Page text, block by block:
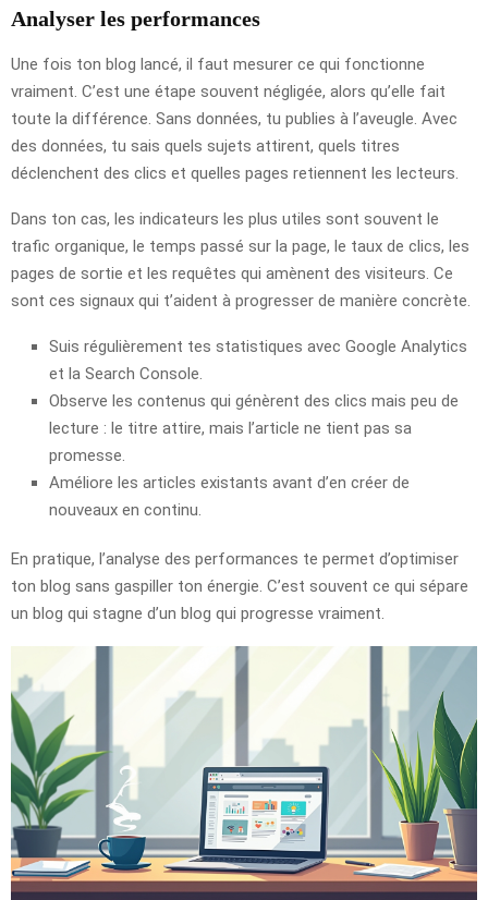
Analyser les performances
Une fois ton blog lancé, il faut mesurer ce qui fonctionne
vraiment. C’est une étape souvent négligée, alors qu’elle fait
toute la différence. Sans données, tu publies à l’aveugle. Avec
des données, tu sais quels sujets attirent, quels titres
déclenchent des clics et quelles pages retiennent les lecteurs.
Dans ton cas, les indicateurs les plus utiles sont souvent le
trafic organique, le temps passé sur la page, le taux de clics, les
pages de sortie et les requêtes qui amènent des visiteurs. Ce
sont ces signaux qui t’aident à progresser de manière concrète.
Suis régulièrement tes statistiques avec Google Analytics
et la Search Console.
Observe les contenus qui génèrent des clics mais peu de
lecture : le titre attire, mais l’article ne tient pas sa
promesse.
Améliore les articles existants avant d’en créer de
nouveaux en continu.
En pratique, l’analyse des performances te permet d’optimiser
ton blog sans gaspiller ton énergie. C’est souvent ce qui sépare
un blog qui stagne d’un blog qui progresse vraiment.